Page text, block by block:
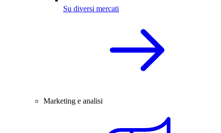
Su diversi mercati
Marketing e analisi